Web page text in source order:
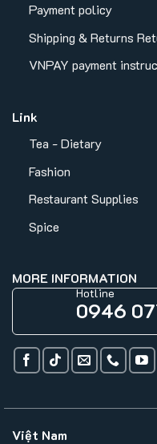
Payment policy
Shipping & Returns
VNPAY payment
Link
Tea - Dietary
Fashion
Restaurant Supplies
Spice
MORE INFORMATION
Hotline
0946
Việt Nam